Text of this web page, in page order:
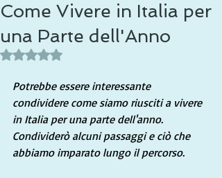
Come Vivere in Italia per
una Parte dell'Anno
Valutazione NaN stelle su 5.
Potrebbe essere interessante
condividere come siamo riusciti a vivere
in Italia per una parte dell'anno.
Condividerò alcuni passaggi e ciò che
abbiamo imparato lungo il percorso.